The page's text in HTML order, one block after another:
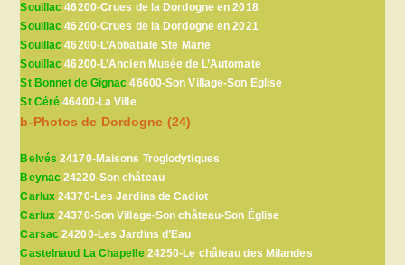
Souillac 46200-Crues de la Dordogne en 2018
Souillac 46200-Crues de la Dordogne en 2021
Souillac 46200-L’Abbatiale Ste Marie
Souillac 46200-L’Ancien Musée de L’Automate
St Bonnet de Gignac 46600-Son Village-Son Eglise
St Céré 46400-La Ville
b-Photos de Dordogne (24)
Belvés 24170-Maisons Troglodytiques
Beynac 24220-Son château
Carlux 24370-Les Jardins de Cadiot
Carlux 24370-Son Village-Son château-Son Église
Carsac 24200-Les Jardins d’Eau
Castelnaud La Chapelle24250-Le château des Milandes